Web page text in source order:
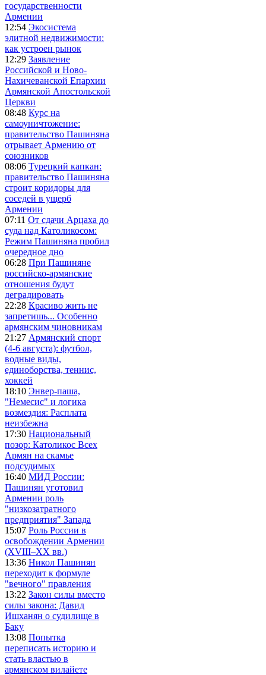
государственности
Армении
12:54 Экосистема
элитной недвижимости:
как устроен рынок
12:29 Заявление
Российской и Ново-
Нахичеванской Епархии
Армянской Апостольской
Церкви
08:48 Курс на
самоуничтожение:
правительство Пашиняна
отрывает Армению от
союзников
08:06 Турецкий капкан:
правительство Пашиняна
строит коридоры для
соседей в ущерб
Армении
07:11 От сдачи Арцаха до
суда над Католикосом:
Режим Пашиняна пробил
очередное дно
06:28 При Пашиняне
российско-армянские
отношения будут
деградировать
22:28 Красиво жить не
запретишь... Особенно
армянским чиновникам
21:27 Армянский спорт
(4-6 августа): футбол,
водные виды,
единоборства, теннис,
хоккей
18:10 Энвер-паша,
"Немесис" и логика
возмездия: Расплата
неизбежна
17:30 Национальный
позор: Католикос Всех
Армян на скамье
подсудимых
16:40 МИД России:
Пашинян уготовил
Армении роль
"низкозатратного
предприятия" Запада
15:07 Роль России в
освобождении Армении
(XVIII–XX вв.)
13:36 Никол Пашинян
переходит к формуле
"вечного" правления
13:22 Закон силы вместо
силы закона: Давид
Ишханян о судилище в
Баку
13:08 Попытка
переписать историю и
стать властью в
армянском вилайете